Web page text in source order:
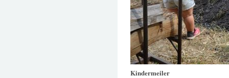
Kindermeiler